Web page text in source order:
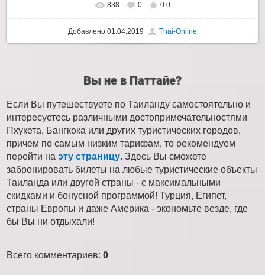
838 0 0.0
Добавлено 01.04.2019 Thai-Online
Вы не в Паттайе?
Если Вы путешествуете по Таиланду самостоятельно и
интересуетесь различными достопримечательностями
Пхукета, Бангкока или других туристических городов,
причем по самым низким тарифам, то рекомендуем
перейти на эту страницу. Здесь Вы сможете
забронировать билеты на любые туристические объекты
Таиланда или другой страны - с максимальными
скидками и бонусной программой! Турция, Египет,
страны Европы и даже Америка - экономьте везде, где
бы Вы ни отдыхали!
Всего комментариев: 0